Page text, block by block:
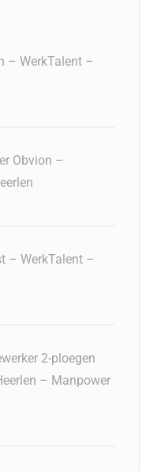
– WerkTalent –
Obvion –
– WerkTalent –
2-ploegen
– Manpower